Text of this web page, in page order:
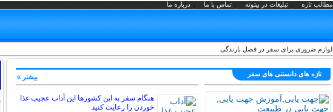
مطالب تازه تبلیغات در بیتوته تماس با ما درباره ما
لوازم ضروری برای سفر در فصل بارندگی
تازه های دانستنی های سفر
هنگام سفر به این کشورها این آداب عجیب غذا
خوردن را رعایت کنید
بیشتر »